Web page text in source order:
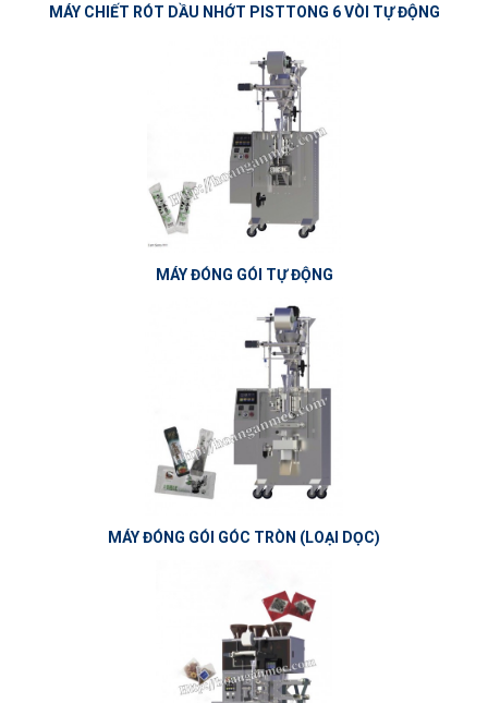
MÁY CHIẾT RÓT DẦU NHỚT PISTTONG 6 VÒI TỰ ĐỘNG
MÁY ĐÓNG GÓI TỰ ĐỘNG
MÁY ĐÓNG GÓI GÓC TRÒN (LOẠI DỌC)